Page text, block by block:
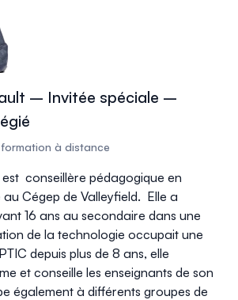
– Invitée spéciale –
formation à distance
conseillère pédagogique en
Cégep de Valleyfield. Elle a
16 ans au secondaire dans une
de la technologie occupait une
depuis plus de 8 ans, elle
et conseille les enseignants de son
également à différents groupes de